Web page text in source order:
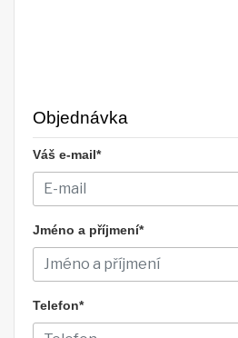
Objednávka
Váš e-mail*
Jméno a příjmení*
Telefon*